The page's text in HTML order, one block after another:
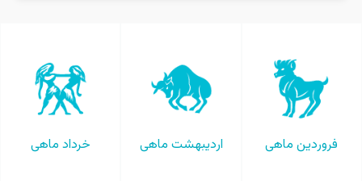
فروردین ماهی اردیبهشت ماهی خرداد ماهی